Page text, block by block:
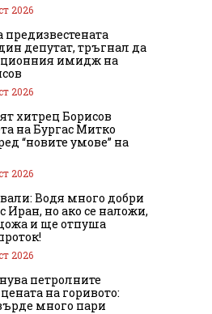
2026
депутат, тръгнал да
имидж на
2026
хитрец Борисов
на Бургас Митко
“новите умове” на
2026
Водя много добри
Иран, но ако се наложи,
и ще отпуша
2026
петролните
на горивото:
много пари